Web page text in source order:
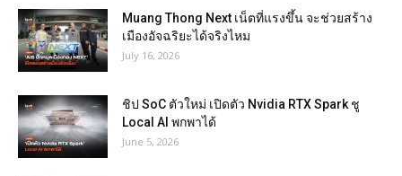
Muang Thong Next เน็ตที่แรงขึ้น จะช่วยสร้าง
เมืองอัจฉริยะได้จริงไหม
July 16, 2026
ชิป SoC ตัวใหม่ เปิดตัว Nvidia RTX Spark ชู
Local AI พกพาได้
June 5, 2026